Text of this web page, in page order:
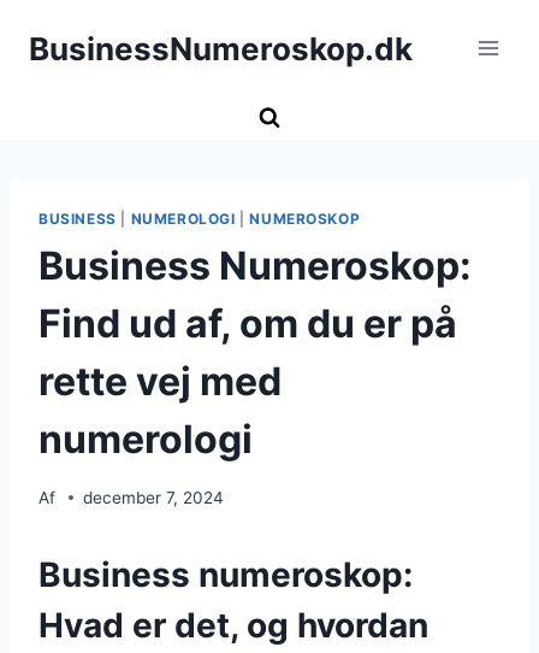
BusinessNumeroskop.dk
BUSINESS NUMEROLOGI |NUMEROSKOP
Business Numeroskop:
Find ud af, om du er på
rette vej med
numerologi
Af december 7, 2024
Business numeroskop:
Hvad er det, og hvordan